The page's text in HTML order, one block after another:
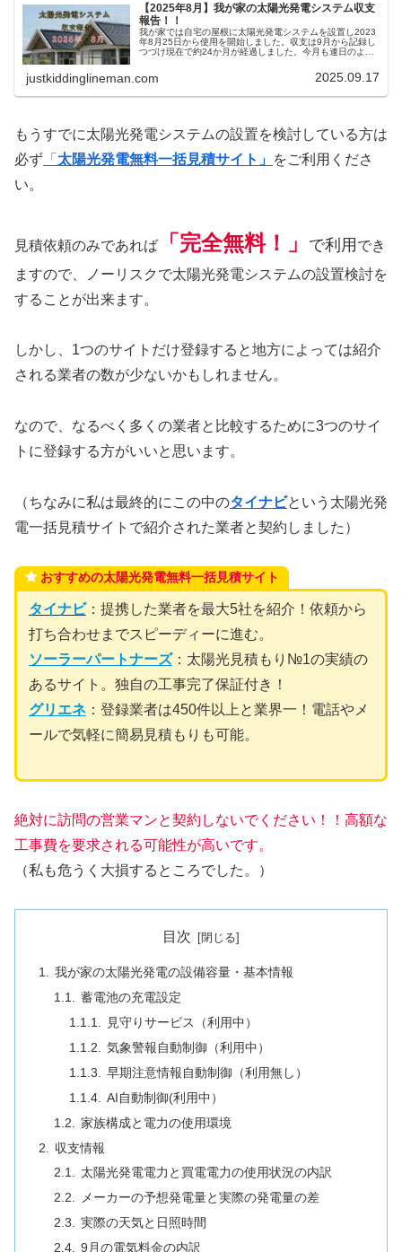
【2025年8月】我が家の太陽光発電システム収支
報告！！
我が家では自宅の屋根に太陽光発電システムを設置し2023
年8月25日から使用を開始しました。収支は9月から記録し
つづけ現在で約24か月が経過しました。今月も連日のよう
justkiddinglineman.com 2025.09.17
もうすでに太陽光発電システムの設置を検討している方は
必ず 「 太陽光発電無料一括見積サイト」 をご利用くださ
い。
見積依頼のみであれば 「完全無料！」 で利用 でき
ますので、ノーリスクで太陽光発電システムの設置検討を
することが出来ます。
しかし、1つのサイトだけ登録すると地方によっては紹介
される業者の数が少ないかもしれません。
なので、なるべく多くの業者と比較するために3つのサイ
トに登録する方がいいと思います。
（ちなみに私は最終的にこの中のタイナビという太陽光発
電一括見積サイトで紹介された業者と契約しました）
おすすめの太陽光発電無料一括見積サイト
タイナビ：提携した業者を最大5社を紹介！依頼から
打ち合わせまでスピーディーに進む。
ソーラーパートナーズ：太陽光見積もり№1の実績の
あるサイト。独自の工事完了保証付き！
グリエネ ：登録業者は450件以上と業界一！電話やメ
ールで気軽に簡易見積もりも可能。
絶対に訪問の営業マンと契約しないでください！！高額な
工事費を要求される可能性が高いです。
（私も危うく大損するところでした。）
目次
我が家の太陽光発電の設備容量・基本情報
蓄電池の充電設定
見守りサービス（利用中）
気象警報自動制御（利用中）
早期注意情報自動制御（利用無し）
AI自動制御(利用中）
家族構成と電力の使用環境
収支情報
太陽光発電電力と買電電力の使用状況の内訳
メーカーの予想発電量と実際の発電量の差
実際の天気と日照時間
9月の電気料金の内訳